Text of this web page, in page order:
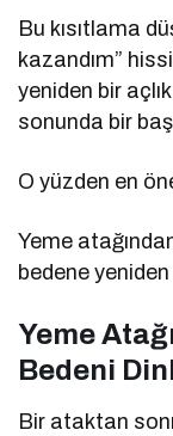
Bu kısıtlama
kazandım”
yeniden bir
sonunda bir
O yüzden en
Yeme
bedene
Yeme
Bedeni
Bir ataktan